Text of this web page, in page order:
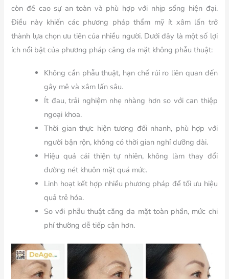
còn đề cao sự an toàn và phù hợp với nhịp sống hiện đại.
Điều này khiến các phương pháp thẩm mỹ ít xâm lấn trở
thành lựa chọn ưu tiên của nhiều người. Dưới đây là một số lợi
ích nổi bật của phương pháp căng da mặt không phẫu thuật:
Không cần phẫu thuật, hạn chế rủi ro liên quan đến
gây mê và xâm lấn sâu.
Ít đau, trải nghiệm nhẹ nhàng hơn so với can thiệp
ngoại khoa.
Thời gian thực hiện tương đối nhanh, phù hợp với
người bận rộn, không có thời gian nghỉ dưỡng dài.
Hiệu quả cải thiện tự nhiên, không làm thay đổi
đường nét khuôn mặt quá mức.
Linh hoạt kết hợp nhiều phương pháp để tối ưu hiệu
quả trẻ hóa.
So với phẫu thuật căng da mặt toàn phần, mức chi
phí thường dễ tiếp cận hơn.